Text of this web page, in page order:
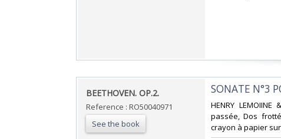
‎BEETHOVEN. OP.2.‎
Reference : RO50040971
See the book
‎SONATE N°3
‎HENRY
passée, Dos
crayon à papier